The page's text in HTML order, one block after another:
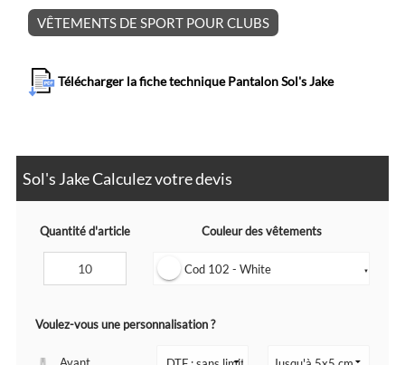
VÊTEMENTS DE SPORT POUR CLUBS
Télécharger la fiche technique Pantalon Sol's Jake
Sol's Jake Calculez votre devis
Quantité d'article Couleur des vêtements
Cod 102 - White ▼
Voulez-vous une personnalisation ?